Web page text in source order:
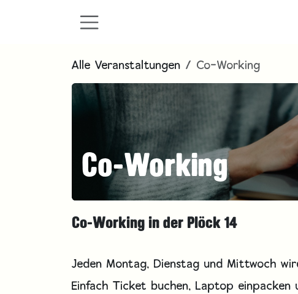
Alle Veranstaltungen Co-Working
Co-Working
Co-Working in der Plöck 14
Jeden Montag, Dienstag und Mittwoch
Einfach Ticket buchen, Laptop einpacken